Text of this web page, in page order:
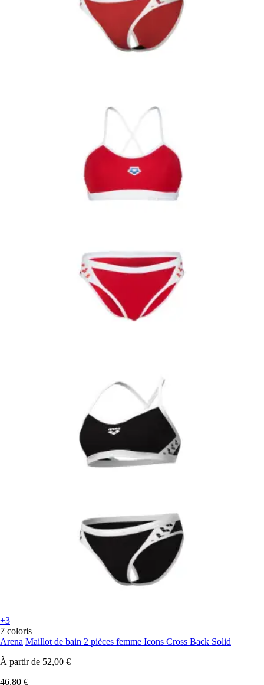
+3
7 coloris
Arena Maillot de bain 2 pièces femme Icons Cross Back Solid
À partir de 52,00 €
46,80 €